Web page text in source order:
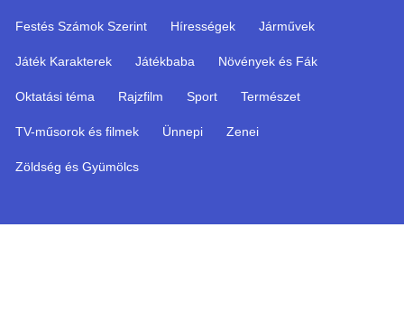
Festés Számok Szerint Hírességek Járművek
Játék Karakterek Játékbaba Növények és Fák
Oktatási téma Rajzfilm Sport Természet
TV-műsorok és filmek Ünnepi Zenei
Zöldség és Gyümölcs